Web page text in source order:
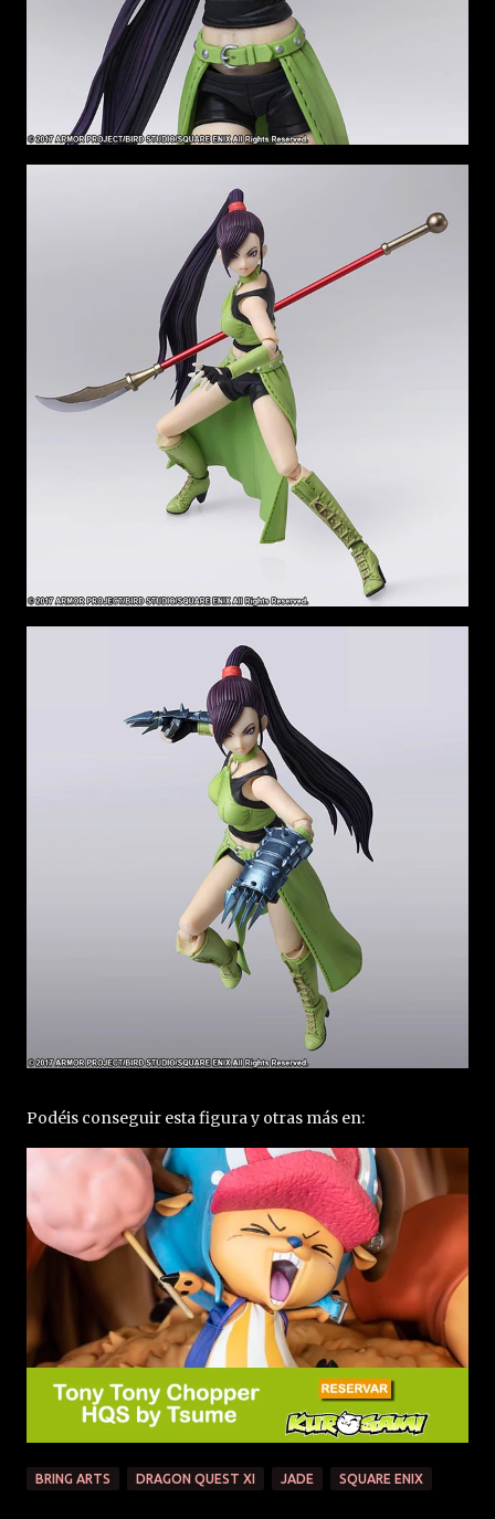
Podéis conseguir esta figura y otras más en:
BRING ARTS DRAGON QUEST XI JADE SQUARE ENIX